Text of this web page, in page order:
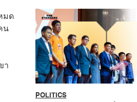
มด
น
า
POLITICS